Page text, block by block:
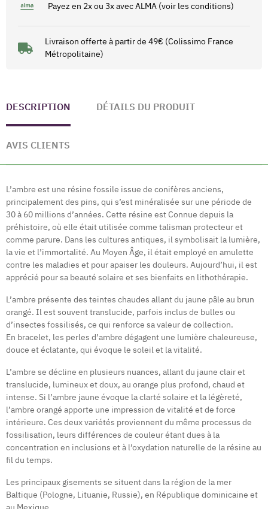
Payez en 2x ou 3x avec ALMA (voir les conditions)
Livraison offerte à partir de 49€ (Colissimo France
Métropolitaine)
DESCRIPTION DÉTAILS DU PRODUIT
AVIS CLIENTS
L’ambre est une résine fossile issue de conifères anciens,
principalement des pins, qui s’est minéralisée sur une période de
30 à 60 millions d’années. Cette résine est Connue depuis la
préhistoire, où elle était utilisée comme talisman protecteur et
comme parure. Dans les cultures antiques, il symbolisait la lumière,
la vie et l’immortalité. Au Moyen Âge, il était employé en amulette
contre les maladies et pour apaiser les douleurs. Aujourd’hui, il est
apprécié pour sa beauté solaire et ses bienfaits en lithothérapie.
L’ambre présente des teintes chaudes allant du jaune pâle au brun
orangé. Il est souvent translucide, parfois inclus de bulles ou
d’insectes fossilisés, ce qui renforce sa valeur de collection.
En bracelet, les perles d’ambre dégagent une lumière chaleureuse,
douce et éclatante, qui évoque le soleil et la vitalité.
L’ambre se décline en plusieurs nuances, allant du jaune clair et
translucide, lumineux et doux, au orange plus profond, chaud et
intense. Si l’ambre jaune évoque la clarté solaire et la légèreté,
l’ambre orangé apporte une impression de vitalité et de force
intérieure. Ces deux variétés proviennent du même processus de
fossilisation, leurs différences de couleur étant dues à la
concentration en inclusions et à l’oxydation naturelle de la résine au
fil du temps.
Les principaux gisements se situent dans la région de la mer
Baltique (Pologne, Lituanie, Russie), en République dominicaine et